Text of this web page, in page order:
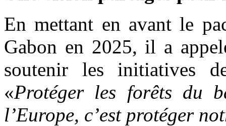
En mettant en avant le
Gabon en 2025, il a
soutenir les initiatives
«Protéger les forêts du
l’Europe, c’est protéger